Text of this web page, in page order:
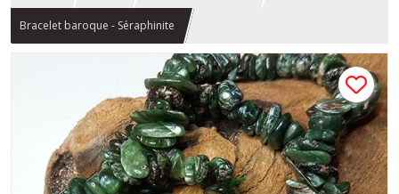
Bracelet baroque - Séraphinite